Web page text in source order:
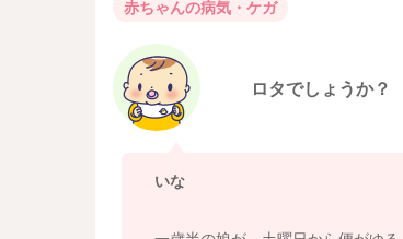
赤ちゃんの病気・ケガ
ロタでしょうか？
いな